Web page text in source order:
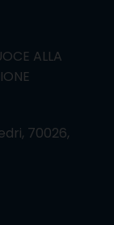
ALLA
70026,